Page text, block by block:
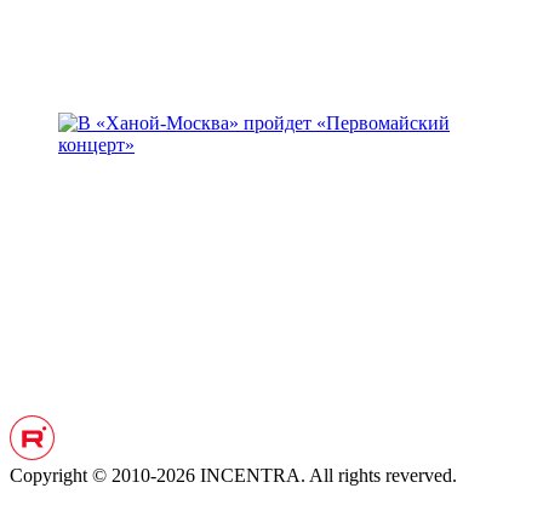
Copyright © 2010-2026 INCENTRA. All rights reverved.